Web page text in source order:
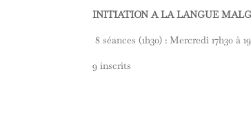
INITIATION A LA LANGUE
8 séances (1h30) : Mercredi 17h30 à
9 inscrits